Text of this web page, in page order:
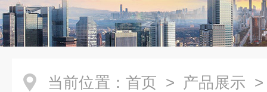
当前位置： 首页 > 产品展示